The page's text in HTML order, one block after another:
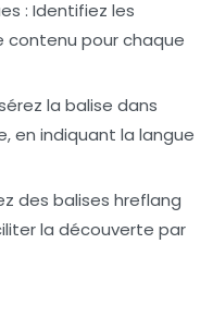
: Identifiez les
contenu pour chaque
la balise dans
en indiquant la langue
des balises hreflang
la découverte par